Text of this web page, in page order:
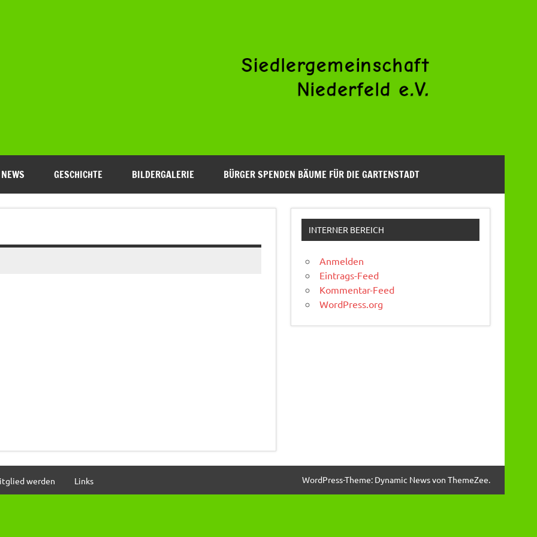
NEWS GESCHICHTE BILDERGALERIE BÜRGER SPENDEN BÄUME FÜR DIE GARTENSTADT
INTERNER BEREICH
Anmelden
Eintrags-Feed
Kommentar-Feed
WordPress.org
werden Links WordPress-Theme: Dynamic News von ThemeZee.